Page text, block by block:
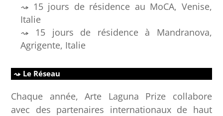
15 jours de résidence au MoCA, Venise,
Italie
15 jours de résidence à Mandranova,
Agrigente, Italie
Le Réseau
Chaque année, Arte Laguna Prize collabore
avec des partenaires internationaux de haut